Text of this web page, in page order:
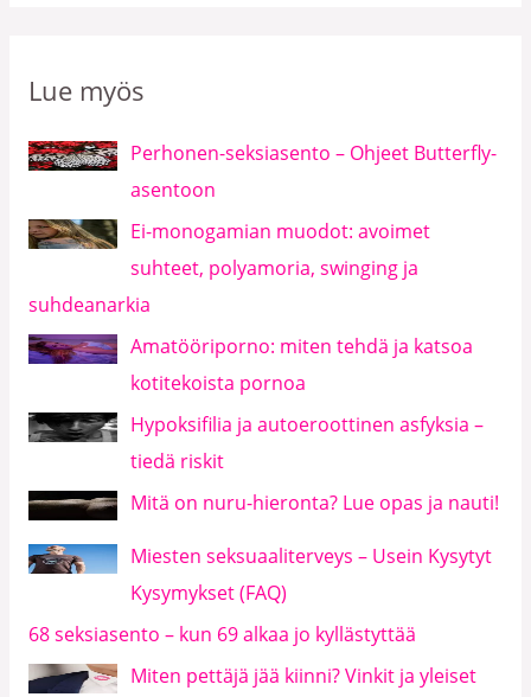
Lue myös
Perhonen-seksiasento – Ohjeet Butterfly-
asentoon
Ei-monogamian muodot: avoimet
suhteet, polyamoria, swinging ja
suhdeanarkia
Amatööriporno: miten tehdä ja katsoa
kotitekoista pornoa
Hypoksifilia ja autoeroottinen asfyksia –
tiedä riskit
Mitä on nuru-hieronta? Lue opas ja nauti!
Miesten seksuaaliterveys – Usein Kysytyt
Kysymykset (FAQ)
68 seksiasento – kun 69 alkaa jo kyllästyttää
Miten pettäjä jää kiinni? Vinkit ja yleiset